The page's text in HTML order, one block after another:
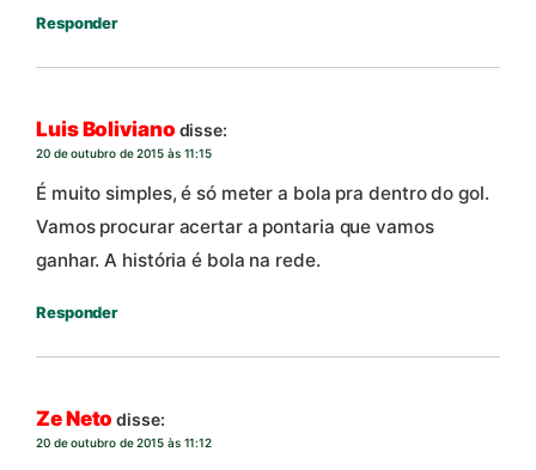
Responder
Luis Boliviano disse:
20 de outubro de 2015 às 11:15
É muito simples, é só meter a bola pra dentro do gol.
Vamos procurar acertar a pontaria que vamos
ganhar. A história é bola na rede.
Responder
Ze Neto disse:
20 de outubro de 2015 às 11:12